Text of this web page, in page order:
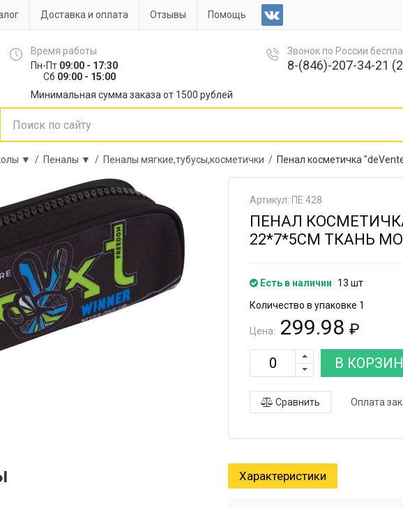
Доставка и оплата Отзывы Помощь
Время работы
Пн-Пт 09:00 - 17:30
Сб 09:00 - 15:00
Минимальная сумма заказа от 1500 рублей
Звонок по России
8-(846)-207-34-21
▼ / Пеналы ▼ / Пеналы мягкие,тубусы,косметички / Пенал косметичка
Артикул: ПЕ 428
ПЕНАЛ КОСМЕТИЧКА
22*7*5СМ ТКАНЬ
Есть в наличии
13 шт
Количество в упаковке 1
Цена: 299.98 ₽
В
Сравнить Оплата
Характеристики